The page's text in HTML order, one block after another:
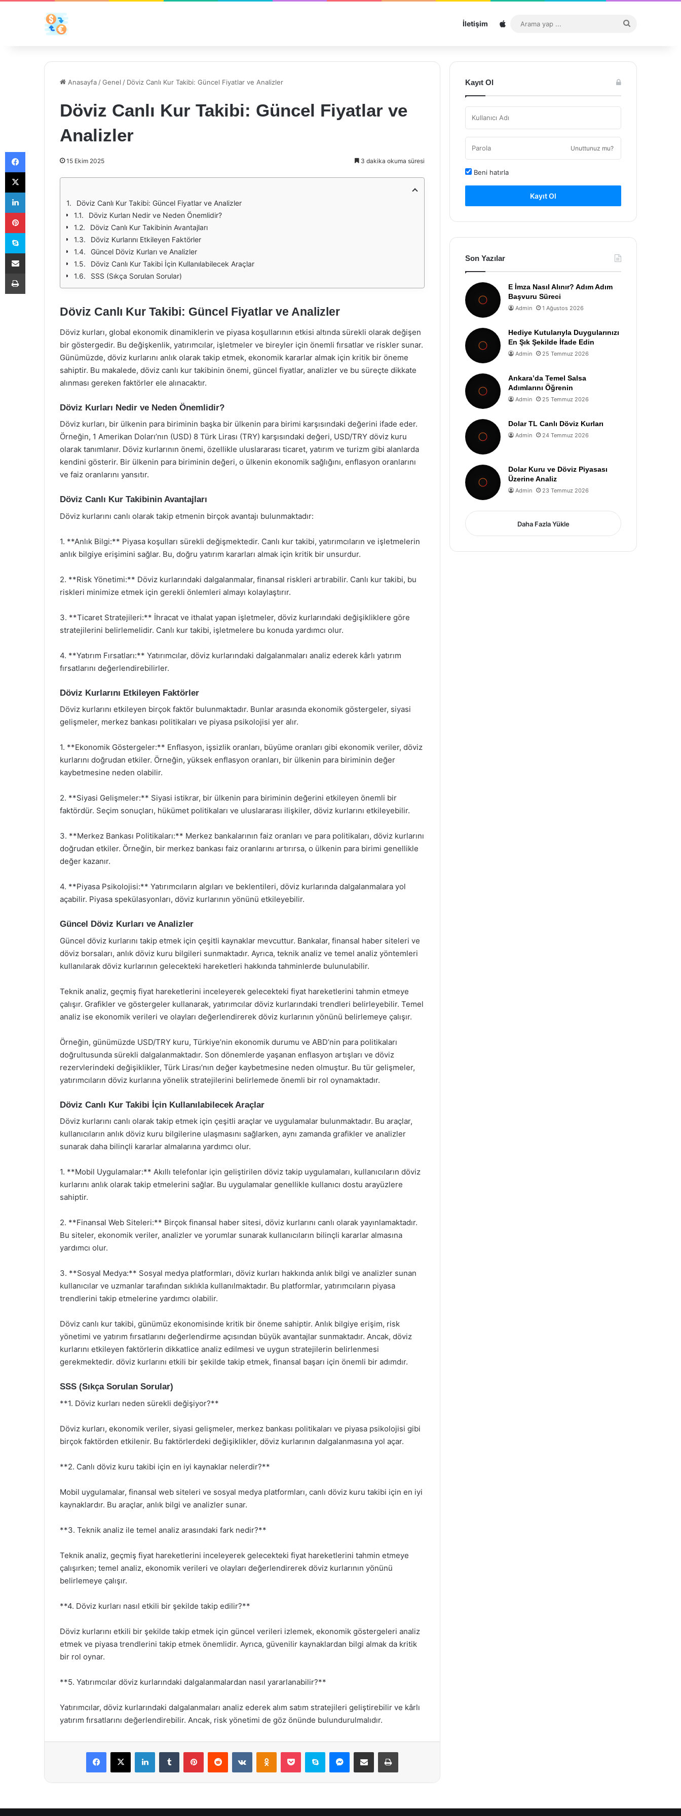
İletişim Sitemap
...
Anasayfa /Genel / Döviz Canlı Kur Takibi: Güncel Fiyatlar ve Analizler
Döviz Canlı Kur Takibi: Güncel Fiyatlar ve
Analizler
15 Ekim 2025 3 dakika okuma süresi
Döviz Canlı Kur Takibi: Güncel Fiyatlar ve Analizler
Döviz Kurları Nedir ve Neden Önemlidir?
Döviz Canlı Kur Takibinin Avantajları
Döviz Kurlarını Etkileyen Faktörler
Güncel Döviz Kurları ve Analizler
Döviz Canlı Kur Takibi İçin Kullanılabilecek Araçlar
SSS (Sıkça Sorulan Sorular)
Döviz Canlı Kur Takibi: Güncel Fiyatlar ve Analizler
Döviz kurları, global ekonomik dinamiklerin ve piyasa koşullarının etkisi altında sürekli olarak değişen
bir göstergedir. Bu değişkenlik, yatırımcılar, işletmeler ve bireyler için önemli fırsatlar ve riskler sunar.
Günümüzde, döviz kurlarını anlık olarak takip etmek, ekonomik kararlar almak için kritik bir öneme
sahiptir. Bu makalede, döviz canlı kur takibinin önemi, güncel fiyatlar, analizler ve bu süreçte dikkate
alınması gereken faktörler ele alınacaktır.
Döviz Kurları Nedir ve Neden Önemlidir?
Döviz kurları, bir ülkenin para biriminin başka bir ülkenin para birimi karşısındaki değerini ifade eder.
Örneğin, 1 Amerikan Doları’nın (USD) 8 Türk Lirası (TRY) karşısındaki değeri, USD/TRY döviz kuru
olarak tanımlanır. Döviz kurlarının önemi, özellikle uluslararası ticaret, yatırım ve turizm gibi alanlarda
kendini gösterir. Bir ülkenin para biriminin değeri, o ülkenin ekonomik sağlığını, enflasyon oranlarını
ve faiz oranlarını yansıtır.
Döviz Canlı Kur Takibinin Avantajları
Döviz kurlarını canlı olarak takip etmenin birçok avantajı bulunmaktadır:
1. **Anlık Bilgi:** Piyasa koşulları sürekli değişmektedir. Canlı kur takibi, yatırımcıların ve işletmelerin
anlık bilgiye erişimini sağlar. Bu, doğru yatırım kararları almak için kritik bir unsurdur.
2. **Risk Yönetimi:** Döviz kurlarındaki dalgalanmalar, finansal riskleri artırabilir. Canlı kur takibi, bu
riskleri minimize etmek için gerekli önlemleri almayı kolaylaştırır.
3. **Ticaret Stratejileri:** İhracat ve ithalat yapan işletmeler, döviz kurlarındaki değişikliklere göre
stratejilerini belirlemelidir. Canlı kur takibi, işletmelere bu konuda yardımcı olur.
4. **Yatırım Fırsatları:** Yatırımcılar, döviz kurlarındaki dalgalanmaları analiz ederek kârlı yatırım
fırsatlarını değerlendirebilirler.
Döviz Kurlarını Etkileyen Faktörler
Döviz kurlarını etkileyen birçok faktör bulunmaktadır. Bunlar arasında ekonomik göstergeler, siyasi
gelişmeler, merkez bankası politikaları ve piyasa psikolojisi yer alır.
1. **Ekonomik Göstergeler:** Enflasyon, işsizlik oranları, büyüme oranları gibi ekonomik veriler, döviz
kurlarını doğrudan etkiler. Örneğin, yüksek enflasyon oranları, bir ülkenin para biriminin değer
kaybetmesine neden olabilir.
2. **Siyasi Gelişmeler:** Siyasi istikrar, bir ülkenin para biriminin değerini etkileyen önemli bir
faktördür. Seçim sonuçları, hükümet politikaları ve uluslararası ilişkiler, döviz kurlarını etkileyebilir.
3. **Merkez Bankası Politikaları:** Merkez bankalarının faiz oranları ve para politikaları, döviz kurlarını
doğrudan etkiler. Örneğin, bir merkez bankası faiz oranlarını artırırsa, o ülkenin para birimi genellikle
değer kazanır.
4. **Piyasa Psikolojisi:** Yatırımcıların algıları ve beklentileri, döviz kurlarında dalgalanmalara yol
açabilir. Piyasa spekülasyonları, döviz kurlarının yönünü etkileyebilir.
Güncel Döviz Kurları ve Analizler
Güncel döviz kurlarını takip etmek için çeşitli kaynaklar mevcuttur. Bankalar, finansal haber siteleri ve
döviz borsaları, anlık döviz kuru bilgileri sunmaktadır. Ayrıca, teknik analiz ve temel analiz yöntemleri
kullanılarak döviz kurlarının gelecekteki hareketleri hakkında tahminlerde bulunulabilir.
Teknik analiz, geçmiş fiyat hareketlerini inceleyerek gelecekteki fiyat hareketlerini tahmin etmeye
çalışır. Grafikler ve göstergeler kullanarak, yatırımcılar döviz kurlarındaki trendleri belirleyebilir. Temel
analiz ise ekonomik verileri ve olayları değerlendirerek döviz kurlarının yönünü belirlemeye çalışır.
Örneğin, günümüzde USD/TRY kuru, Türkiye’nin ekonomik durumu ve ABD’nin para politikaları
doğrultusunda sürekli dalgalanmaktadır. Son dönemlerde yaşanan enflasyon artışları ve döviz
rezervlerindeki değişiklikler, Türk Lirası’nın değer kaybetmesine neden olmuştur. Bu tür gelişmeler,
yatırımcıların döviz kurlarına yönelik stratejilerini belirlemede önemli bir rol oynamaktadır.
Döviz Canlı Kur Takibi İçin Kullanılabilecek Araçlar
Döviz kurlarını canlı olarak takip etmek için çeşitli araçlar ve uygulamalar bulunmaktadır. Bu araçlar,
kullanıcıların anlık döviz kuru bilgilerine ulaşmasını sağlarken, aynı zamanda grafikler ve analizler
sunarak daha bilinçli kararlar almalarına yardımcı olur.
1. **Mobil Uygulamalar:** Akıllı telefonlar için geliştirilen döviz takip uygulamaları, kullanıcıların döviz
kurlarını anlık olarak takip etmelerini sağlar. Bu uygulamalar genellikle kullanıcı dostu arayüzlere
sahiptir.
2. **Finansal Web Siteleri:** Birçok finansal haber sitesi, döviz kurlarını canlı olarak yayınlamaktadır.
Bu siteler, ekonomik veriler, analizler ve yorumlar sunarak kullanıcıların bilinçli kararlar almasına
yardımcı olur.
3. **Sosyal Medya:** Sosyal medya platformları, döviz kurları hakkında anlık bilgi ve analizler sunan
kullanıcılar ve uzmanlar tarafından sıklıkla kullanılmaktadır. Bu platformlar, yatırımcıların piyasa
trendlerini takip etmelerine yardımcı olabilir.
Döviz canlı kur takibi, günümüz ekonomisinde kritik bir öneme sahiptir. Anlık bilgiye erişim, risk
yönetimi ve yatırım fırsatlarını değerlendirme açısından büyük avantajlar sunmaktadır. Ancak, döviz
kurlarını etkileyen faktörlerin dikkatlice analiz edilmesi ve uygun stratejilerin belirlenmesi
gerekmektedir. döviz kurlarını etkili bir şekilde takip etmek, finansal başarı için önemli bir adımdır.
SSS (Sıkça Sorulan Sorular)
**1. Döviz kurları neden sürekli değişiyor?**
Döviz kurları, ekonomik veriler, siyasi gelişmeler, merkez bankası politikaları ve piyasa psikolojisi gibi
birçok faktörden etkilenir. Bu faktörlerdeki değişiklikler, döviz kurlarının dalgalanmasına yol açar.
**2. Canlı döviz kuru takibi için en iyi kaynaklar nelerdir?**
Mobil uygulamalar, finansal web siteleri ve sosyal medya platformları, canlı döviz kuru takibi için en iyi
kaynaklardır. Bu araçlar, anlık bilgi ve analizler sunar.
**3. Teknik analiz ile temel analiz arasındaki fark nedir?**
Teknik analiz, geçmiş fiyat hareketlerini inceleyerek gelecekteki fiyat hareketlerini tahmin etmeye
çalışırken; temel analiz, ekonomik verileri ve olayları değerlendirerek döviz kurlarının yönünü
belirlemeye çalışır.
**4. Döviz kurları nasıl etkili bir şekilde takip edilir?**
Döviz kurlarını etkili bir şekilde takip etmek için güncel verileri izlemek, ekonomik göstergeleri analiz
etmek ve piyasa trendlerini takip etmek önemlidir. Ayrıca, güvenilir kaynaklardan bilgi almak da kritik
bir rol oynar.
**5. Yatırımcılar döviz kurlarındaki dalgalanmalardan nasıl yararlanabilir?**
Yatırımcılar, döviz kurlarındaki dalgalanmaları analiz ederek alım satım stratejileri geliştirebilir ve kârlı
yatırım fırsatlarını değerlendirebilir. Ancak, risk yönetimi de göz önünde bulundurulmalıdır.
Facebook
X LinkedInTumblr PinterestReddit VKontakteOdnoklassniki
Pocket Skype Messenger
E-Posta ile paylaş Yazdır
Kayıt Ol
Unuttunuz mu?
Beni hatırla
Kayıt Ol
Son Yazılar
E İmza Nasıl Alınır? Adım Adım
Başvuru Süreci
Admin 1 Ağustos 2026
Hediye Kutularıyla Duygularınızı
En Şık Şekilde İfade Edin
Admin 25 Temmuz 2026
Ankara’da Temel Salsa
Adımlarını Öğrenin
Admin 25 Temmuz 2026
Dolar TL Canlı Döviz Kurları
Admin 24 Temmuz 2026
Dolar Kuru ve Döviz Piyasası
Üzerine Analiz
Admin 23 Temmuz 2026
Daha Fazla Yükle
Facebook
X
LinkedIn
Pinterest
Skype
E-Posta ile paylaş